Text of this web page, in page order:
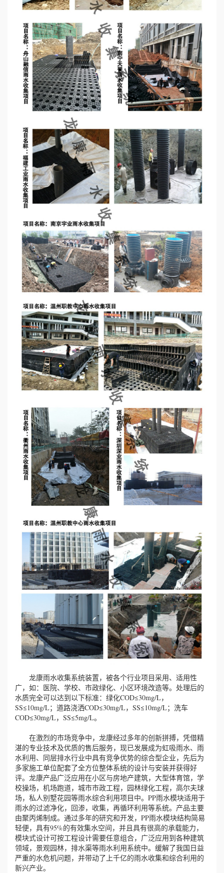
龙康雨水收集系统装置，被各个行业项目采用、适用性
广，如：医院、学校、市政绿化、小区环境改造等。处理后的
水质完全可以达到以下标准：绿化COD≤30mg/L，
SS≤10mg/L；道路浇洒COD≤30mg/L，SS≤10mg/L；洗车
COD≤30mg/L，SS≤5mg/L。
在激烈的市场竞争中，龙康经过多年的创新拼搏，凭借精
湛的专业技术及优质的售后服务，现已发展成为虹吸雨水、雨
水利用、同层排水行业中具有竞争优势的综合型企业，先后为
多家施工单位配套了全方位整体系统的设计与安装并获得好
评。龙康产品广泛应用在小区与房地产建筑，大型体育馆，学
校操场，机场跑道，城市市政工程，园林绿化工程，高尔夫球
场，私人别墅花园等雨水综合利用项目中。PP雨水模块适用于
雨水的过滤净化，回渗，收集，再循环利用等系统。产品主要
由聚丙烯制成。通过多年的研究和开发，PP雨水模块结构简易
轻便，具有95%的有效集水空间，并且具有很高的承载能力，
模块式设计可按工程设计需要任意组合，广泛应用到各种建筑
领域，景观园林，排水渠等雨水利用系统中。缓解了我国日益
严重的水危机问题，并带动了上千亿的雨水收集和综合利用的
新兴产业。